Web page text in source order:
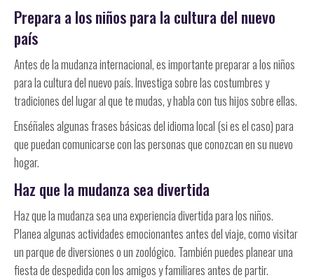
Prepara a los niños para la cultura del nuevo
país
Antes de la mudanza internacional, es importante preparar a los niños
para la cultura del nuevo país. Investiga sobre las costumbres y
tradiciones del lugar al que te mudas, y habla con tus hijos sobre ellas.
Enséñales algunas frases básicas del idioma local (si es el caso) para
que puedan comunicarse con las personas que conozcan en su nuevo
hogar.
Haz que la mudanza sea divertida
Haz que la mudanza sea una experiencia divertida para los niños.
Planea algunas actividades emocionantes antes del viaje, como visitar
un parque de diversiones o un zoológico. También puedes planear una
fiesta de despedida con los amigos y familiares antes de partir.